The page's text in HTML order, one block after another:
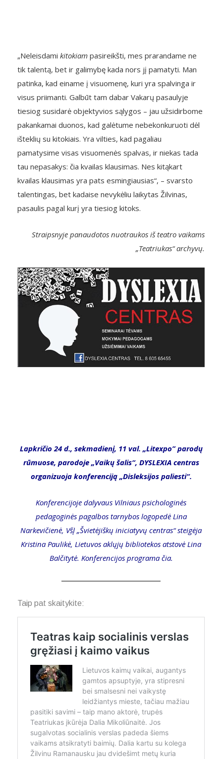
„Neleisdami kitokiam pasireikšti, mes prarandame ne
tik talentą, bet ir galimybę kada nors jį pamatyti. Man
patinka, kad einame į visuomenę, kuri yra spalvinga ir
visus priimanti. Galbūt tam dabar Vakarų pasaulyje
tiesiog susidarė objektyvios sąlygos – jau užsidirbome
pakankamai duonos, kad galėtume nebekonkuruoti dėl
išteklių su kitokiais. Yra vilties, kad pagaliau
pamatysime visas visuomenės spalvas, ir niekas tada
tau nepasakys: čia kvailas klausimas. Nes kitąkart
kvailas klausimas yra pats esmingiausias“, – svarsto
talentingas, bet kadaise nevykėliu laikytas Žilvinas,
pasaulis pagal kurį yra tiesiog kitoks.
Straipsnyje panaudotos nuotraukos iš teatro vaikams
„Teatriukas“ archyvų.
Lapkričio 24 d., sekmadienį, 11 val. „Litexpo” parodų
rūmuose, parodoje „Vaikų šalis“, DYSLEXIA centras
organizuoja konferenciją „Disleksijos paliesti“.
Konferencijoje dalyvaus Vilniaus psichologinės
pedagoginės pagalbos tarnybos logopedė Lina
Narkevičienė, VšĮ „Švietėjiškų iniciatyvų centras“ steigėja
Kristina Paulikė, Lietuvos aklųjų bibliotekos atstovė Lina
Balčitytė. Konferencijos programa čia.
Taip pat skaitykite: